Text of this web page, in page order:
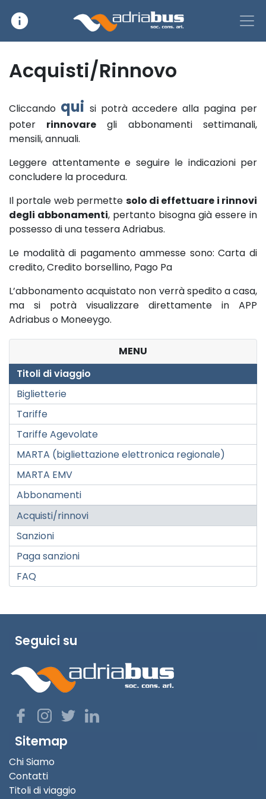
Main Navigation
info
MENU
Titoli di viaggio
Biglietterie
Tariffe
Tariffe Agevolate
MARTA (bigliettazione elettronica regionale)
MARTA EMV
Abbonamenti
Acquisti/rinnovi
Sanzioni
Paga sanzioni
FAQ
Acquisti/Rinnovo
Cliccando qui si potrà accedere alla pagina per
poter rinnovaregli abbonamenti settimanali,
mensili, annuali.
Leggere attentamente e seguire le indicazioni per
concludere la procedura.
Il portale web permette solo di effettuare i rinnovi
degli abbonamenti, pertanto bisogna già essere in
possesso di una tessera Adriabus.
Le modalità di pagamento ammesse sono: Carta di
credito, Credito borsellino, Pago Pa
L’abbonamento acquistato non verrà spedito a casa,
ma si potrà visualizzare direttamente in APP
Adriabus o Moneeygo.
Seguici su
Sitemap
Chi Siamo
Contatti
Titoli di viaggio